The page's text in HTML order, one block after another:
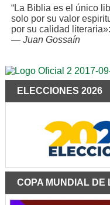
“La Biblia es el único
solo por su valor
por su calidad literaria»:
— Juan Gossaín
ELECCIONES 2026
COPA MUNDIAL DE